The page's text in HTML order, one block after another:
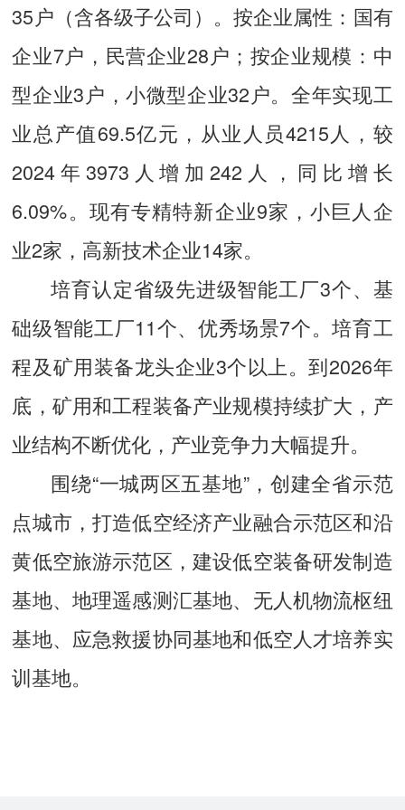
35户（含各级子公司）。按企业属性：国有
企业7户，民营企业28户；按企业规模：中
型企业3户，小微型企业32户。全年实现工
业总产值69.5亿元，从业人员4215人，较
2024年3973人增加242人，同比增长
6.09%。现有专精特新企业9家，小巨人企
业2家，高新技术企业14家。
培育认定省级先进级智能工厂3个、基
础级智能工厂11个、优秀场景7个。培育工
程及矿用装备龙头企业3个以上。到2026年
底，矿用和工程装备产业规模持续扩大，产
业结构不断优化，产业竞争力大幅提升。
围绕“一城两区五基地”，创建全省示范
点城市，打造低空经济产业融合示范区和沿
黄低空旅游示范区，建设低空装备研发制造
基地、地理遥感测汇基地、无人机物流枢纽
基地、应急救援协同基地和低空人才培养实
训基地。